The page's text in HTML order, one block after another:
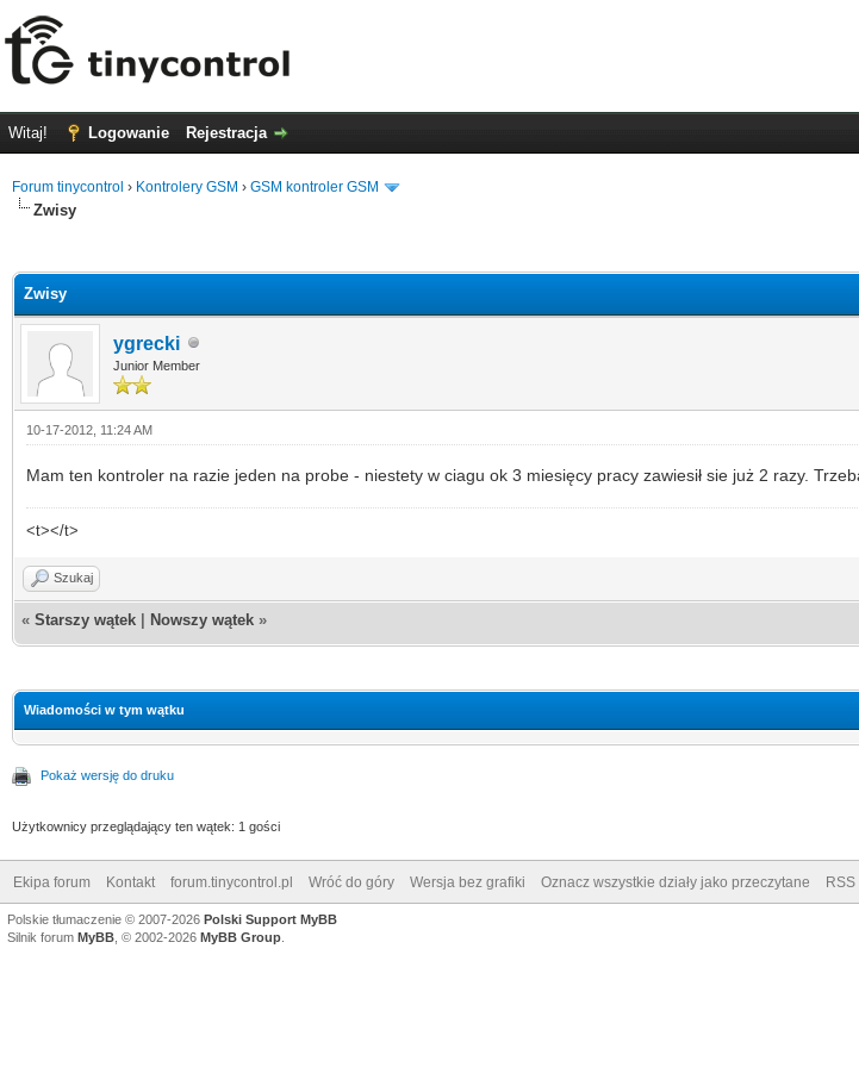
Witaj! Logowanie Rejestracja
Forum tinycontrol › Kontrolery GSM › GSM kontroler GSM
Zwisy
Zwisy
ygrecki
Junior Member
10-17-2012, 11:24 AM
Mam ten kontroler na razie jeden na probe - niestety w ciagu ok 3 miesięcy pracy zawiesił sie już 2 razy.
<t></t>
Szukaj
« Starszy wątek Nowszy wątek »
Wiadomości w tym wątku
Pokaż wersję do druku
Użytkownicy przeglądający ten wątek: 1 gości
Ekipa forum Kontakt forum.tinycontrol.pl Wróć do góry Wersja bez grafiki Oznacz wszystkie działy jako przeczytane RSS
Polskie tłumaczenie © 2007-2026 Polski Support MyBB
Silnik forum MyBB , © 2002-2026 MyBB Group